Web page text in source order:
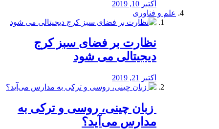
اکتبر 10, 2019
علم و فناوری
نظارت بر فضای سبز کرج
دیجیتالی می شود
اکتبر 21, 2019
️ زبان چینی، روسی و ترکی به
مدارس می‌آید؟